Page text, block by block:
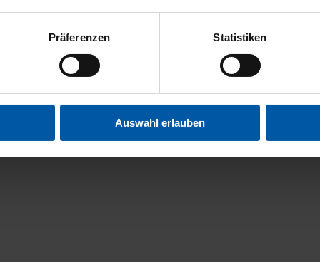
Präferenzen Statistiken
Auswahl erlauben